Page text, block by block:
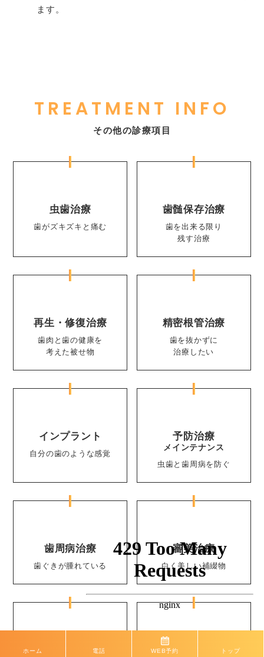
ホーム 電話 WEB予約 トップ
ます。
TREATMENT INFO
その他の診療項目
虫歯治療
歯がズキズキと痛む
歯髄保存治療
歯を出来る限り
残す治療
再生・修復治療
歯肉と歯の健康を
考えた被せ物
精密根管治療
歯を抜かずに
治療したい
インプラント
自分の歯のような感覚
予防治療
メインテナンス
虫歯と歯周病を防ぐ
歯周病治療
歯ぐきが腫れている
審美治療
白く美しい補綴物
ホワイトニング 口腔外科